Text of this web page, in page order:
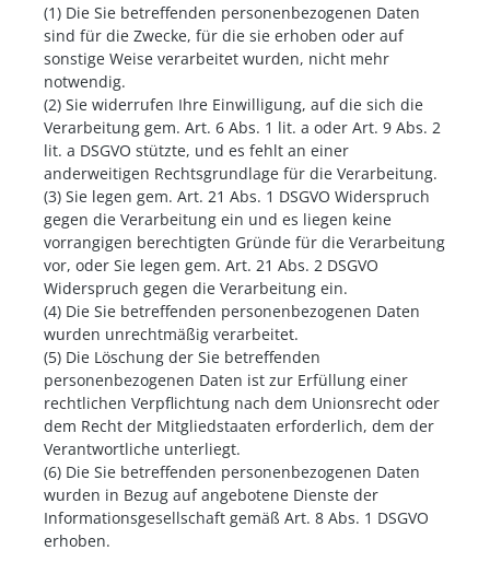
(1) Die Sie betreffenden personenbezogenen Daten
sind für die Zwecke, für die sie erhoben oder auf
sonstige Weise verarbeitet wurden, nicht mehr
notwendig.
(2) Sie widerrufen Ihre Einwilligung, auf die sich die
Verarbeitung gem. Art. 6 Abs. 1 lit. a oder Art. 9 Abs. 2
lit. a DSGVO stützte, und es fehlt an einer
anderweitigen Rechtsgrundlage für die Verarbeitung.
(3) Sie legen gem. Art. 21 Abs. 1 DSGVO Widerspruch
gegen die Verarbeitung ein und es liegen keine
vorrangigen berechtigten Gründe für die Verarbeitung
vor, oder Sie legen gem. Art. 21 Abs. 2 DSGVO
Widerspruch gegen die Verarbeitung ein.
(4) Die Sie betreffenden personenbezogenen Daten
wurden unrechtmäßig verarbeitet.
(5) Die Löschung der Sie betreffenden
personenbezogenen Daten ist zur Erfüllung einer
rechtlichen Verpflichtung nach dem Unionsrecht oder
dem Recht der Mitgliedstaaten erforderlich, dem der
Verantwortliche unterliegt.
(6) Die Sie betreffenden personenbezogenen Daten
wurden in Bezug auf angebotene Dienste der
Informationsgesellschaft gemäß Art. 8 Abs. 1 DSGVO
erhoben.